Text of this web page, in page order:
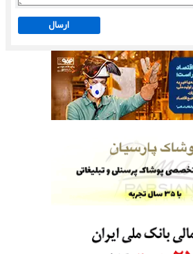
ارسال